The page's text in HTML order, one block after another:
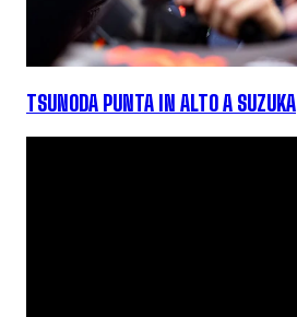
TSUNODA PUNTA IN ALTO A SUZUKA